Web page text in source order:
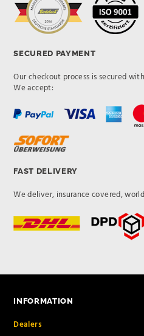
SECURED PAYMENT
Our checkout process is secured
We accept:
FAST DELIVERY
We deliver, insurance covered,
INFORMATION
Dealers